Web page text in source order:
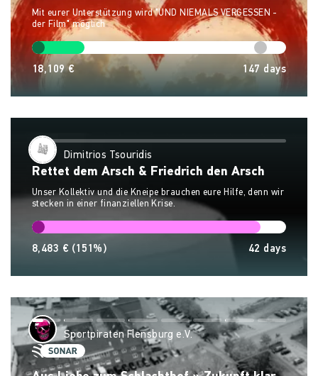
Mit eurer Unterstützung wird "UND NIEMALS VERGESSEN -
der Film" möglich
18,109 € 147 days
Dimitrios Tsouridis
Rettet dem Arsch & Friedrich den Arsch
Unser Kollektiv und die Kneipe brauchen eure Hilfe, denn wir
stecken in einer finanziellen Krise.
8,483 € (151%) 42 days
Sportpiraten Flensburg e.V.